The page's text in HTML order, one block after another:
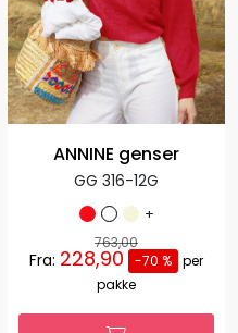
ANNINE genser
GG 316-12G
+
763,00
Fra: 228,90 -70 % per
pakke